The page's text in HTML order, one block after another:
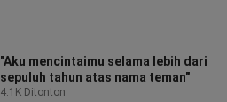
"Aku mencintaimu selama lebih dari
sepuluh tahun atas nama teman"
4.1K Ditonton